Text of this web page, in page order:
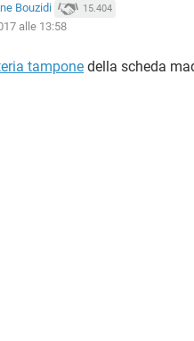
Bouzidi 15.404
alle 13:58
tampone della scheda